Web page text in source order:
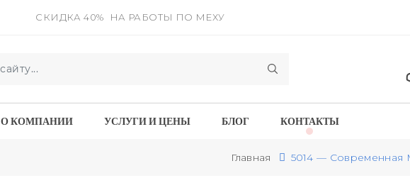
СКИДКА 40% НА РАБОТЫ ПО МЕХУ
О КОМПАНИИ УСЛУГИ И ЦЕНЫ БЛОГ КОНТАКТЫ
Главная 5014 — Современная